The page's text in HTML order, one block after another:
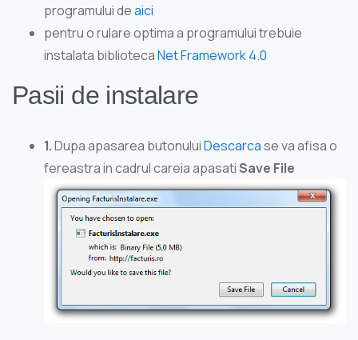
programului deaici
pentru o rulare optima a programului trebuie
instalata bibliotecaNet Framework 4.0
Pasii de instalare
1.Dupa apasarea butonuluiDescarcase va afisa o
fereastra in cadrul careia apasatiSave File